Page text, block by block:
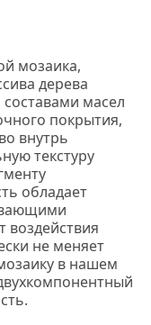
мозаика,
дерева
масел
покрытия,
внутрь
текстуру
обладает
воздействия
не меняет
в нашем